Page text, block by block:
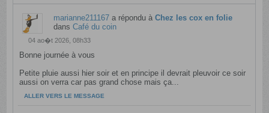
marianne211167 a répondu àChez les cox en folie
dansCafé du coin
04 ao�t 2026, 08h33
Bonne journée à vous
Petite pluie aussi hier soir et en principe il devrait pleuvoir ce soir
aussi on verra car pas grand chose mais ça...
ALLER VERS LE MESSAGE